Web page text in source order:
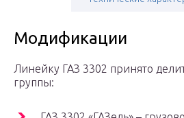
Модификации
Линейку ГАЗ 3302 принято
группы: